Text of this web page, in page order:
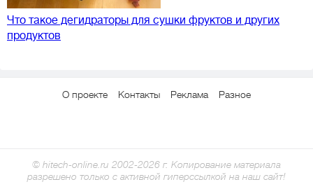
Что такое дегидраторы для сушки фруктов и других
продуктов
О проекте Контакты Реклама Разное
© hitech-online.ru 2002-2026 г. Копирование материала
разрешено только с активной гиперссылкой на наш сайт!